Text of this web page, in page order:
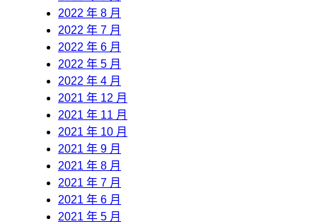
2022 年 8 月
2022 年 7 月
2022 年 6 月
2022 年 5 月
2022 年 4 月
2021 年 12 月
2021 年 11 月
2021 年 10 月
2021 年 9 月
2021 年 8 月
2021 年 7 月
2021 年 6 月
2021 年 5 月